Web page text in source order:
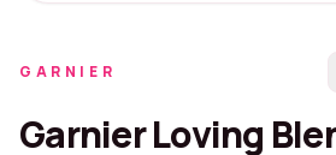
GARNIER
Garnier Loving